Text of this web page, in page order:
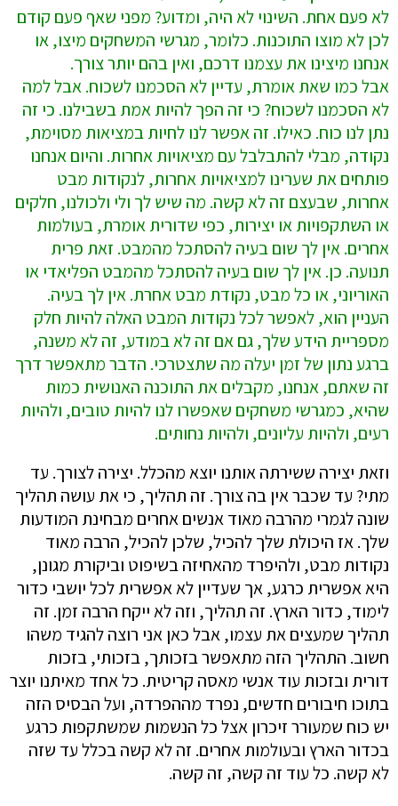
לא פעם אחת. השינוי לא היה, ומדוע? מפני שאף פעם קודם
לכן לא מוצו התוכנות. כלומר, מגרשי המשחקים מיצו, או
אנחנו מיצינו את עצמנו דרכם, ואין בהם יותר צורך.
אבל כמו שאת אומרת, עדיין לא הסכמנו לשכוח. אבל למה
לא הסכמנו לשכוח? כי זה הפך להיות אמת בשבילנו. כי זה
נתן לנו כוח. כאילו. זה אפשר לנו לחיות במציאות מסוימת,
נקודה, מבלי להתבלבל עם מציאויות אחרות. והיום אנחנו
פותחים את שערינו למציאויות אחרות, לנקודות מבט
אחרות, שבעצם זה לא קשה. מה שיש לך ולי ולכולנו, חלקים
או השתקפויות או יצירות, כפי שדורית אומרת, בעולמות
אחרים. אין לך שום בעיה להסתכל מהמבט. זאת פרית
תנועה. כן. אין לך שום בעיה להסתכל מהמבט הפליאדי או
האוריוני, או כל מבט, נקודת מבט אחרת. אין לך בעיה.
העניין הוא, לאפשר לכל נקודות המבט האלה להיות חלק
מספריית הידע שלך, גם אם זה לא במודע, זה לא משנה,
ברגע נתון של זמן יעלה מה שתצטרכי. הדבר מתאפשר דרך
זה שאתם, אנחנו, מקבלים את התוכנה האנושית כמות
שהיא, כמגרשי משחקים שאפשרו לנו להיות טובים, ולהיות
רעים, ולהיות עליונים, ולהיות נחותים.
וזאת יצירה ששירתה אותנו יוצא מהכלל. יצירה לצורך. עד
מתי? עד שכבר אין בה צורך. זה תהליך, כי את עושה תהליך
שונה לגמרי מהרבה מאוד אנשים אחרים מבחינת המודעות
שלך. אז היכולת שלך להכיל, שלכן להכיל, הרבה מאוד
נקודות מבט, ולהיפרד מהאחיזה בשיפוט וביקורת מגונן,
היא אפשרית כרגע, אך שעדיין לא אפשרית לכל יושבי כדור
לימוד, כדור הארץ. זה תהליך, וזה לא ייקח הרבה זמן. זה
תהליך שמעצים את עצמו, אבל כאן אני רוצה להגיד משהו
חשוב. התהליך הזה מתאפשר בזכותך, בזכותי, בזכות
דורית ובזכות עוד אנשי מאסה קריטית. כל אחד מאיתנו יוצר
בתוכו חיבורים חדשים, נפרד מההפרדה, ועל הבסיס הזה
יש כוח שמעורר זיכרון אצל כל הנשמות שמשתקפות כרגע
בכדור הארץ ובעולמות אחרים. זה לא קשה בכלל עד שזה
לא קשה. כל עוד זה קשה, זה קשה.